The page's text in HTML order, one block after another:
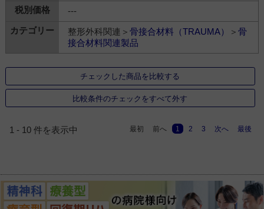
---
整形外科関連＞ 骨接合材料（TRAUMA） ＞ 骨
接合材料関連製品
チェックした商品を比較する
比較条件のチェックをすべて外す
1 - 10 件を表示中 最初 前へ 1 2 3 次へ 最後